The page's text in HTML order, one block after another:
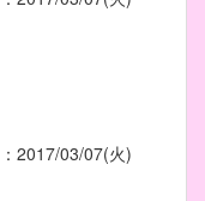
： 2017/03/07(火)